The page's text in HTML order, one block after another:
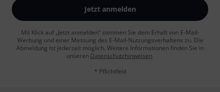
Jetzt anmelden
Mit Klick auf „Jetzt anmelden“ stimmen Sie dem Erhalt von E-Mail-
Werbung und einer Messung des E-Mail-Nutzungsverhaltens zu. Die
Abmeldung ist jederzeit möglich. Weitere Informationen finden Sie in
unseren Datenschutzhinweisen.
* Pflichtfeld